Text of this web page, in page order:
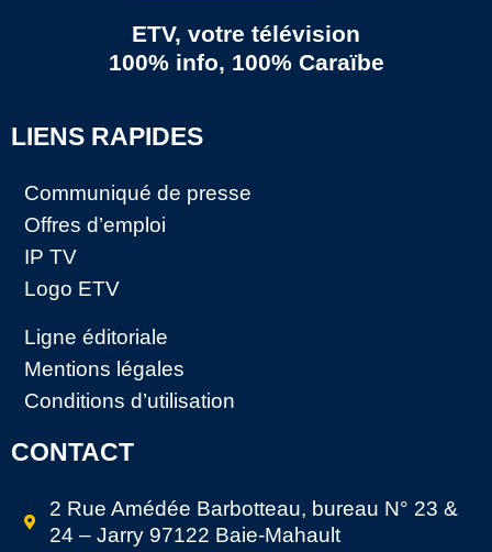
ETV, votre télévision
100% info, 100% Caraïbe
LIENS RAPIDES
Communiqué de presse
Offres d’emploi
IP TV
Logo ETV
Ligne éditoriale
Mentions légales
Conditions d’utilisation
CONTACT
2 Rue Amédée Barbotteau, bureau N° 23 &
24 – Jarry 97122 Baie-Mahault